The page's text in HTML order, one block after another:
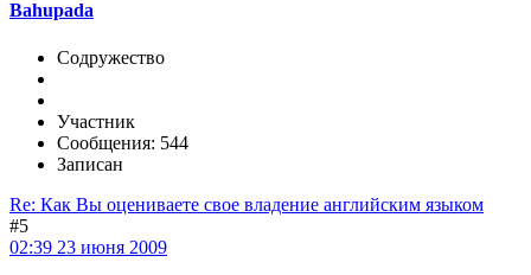
Bahupada
Содружество
Участник
Сообщения: 544
Записан
Re: Как Вы оцениваете свое владение английским языком
#5
02:39 23 июня 2009